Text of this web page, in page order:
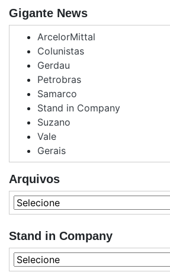
Gigante News
ArcelorMittal
Colunistas
Gerdau
Petrobras
Samarco
Stand in Company
Suzano
Vale
Gerais
Arquivos
Stand in Company